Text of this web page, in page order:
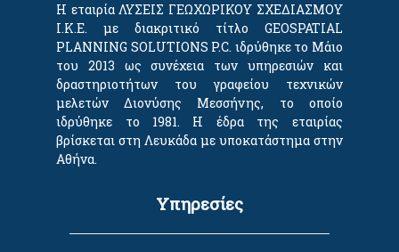
Η εταιρία ΛΥΣΕΙΣ ΓΕΩΧΩΡΙΚΟΥ ΣΧΕΔΙΑΣΜΟΥ
Ι.Κ.Ε. με διακριτικό τίτλο GEOSPATIAL
PLANNING SOLUTIONS P.C. ιδρύθηκε το Μάιο
του 2013 ως συνέχεια των υπηρεσιών και
δραστηριοτήτων του γραφείου τεχνικών
μελετών Διονύσης Μεσσήνης, το οποίο
ιδρύθηκε το 1981. Η έδρα της εταιρίας
βρίσκεται στη Λευκάδα με υποκατάστημα στην
Αθήνα.
Υπηρεσίες